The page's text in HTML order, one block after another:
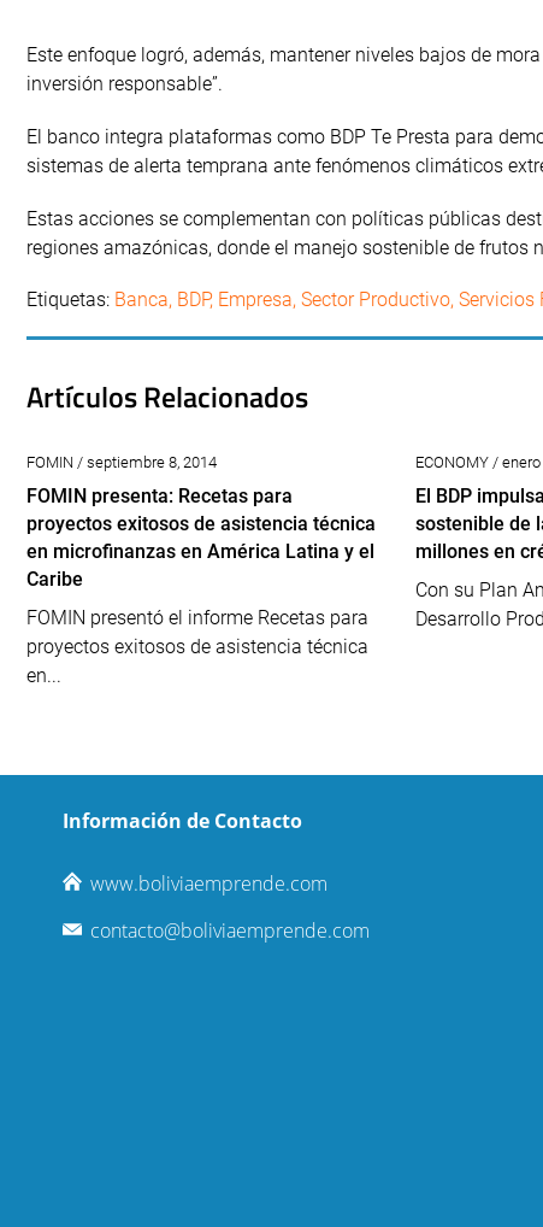
Este enfoque logró, además, mantener niveles bajos de
inversión responsable”.
El banco integra plataformas como BDP Te Presta para
sistemas de alerta temprana ante fenómenos climáticos
Estas acciones se complementan con políticas públicas
regiones amazónicas, donde el manejo sostenible de
Etiquetas: Banca, BDP, Empresa, Sector Productivo, Servicios
Artículos Relacionados
FOMIN / septiembre 8, 2014
FOMIN presenta: Recetas para
proyectos exitosos de asistencia técnica
en microfinanzas en América Latina y el
Caribe
FOMIN presentó el informe Recetas para
proyectos exitosos de asistencia técnica
en...
ECONOMY /
El BDP
sostenible de
millones en
Con su Plan
Desarrollo
Información de Contacto
www.boliviaemprende.com
contacto@boliviaemprende.com